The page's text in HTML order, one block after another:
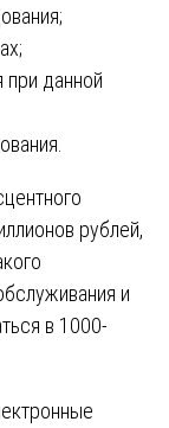
данной
рублей,
и
в 1000-